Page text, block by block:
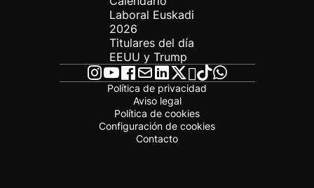
Laboral Euskadi
2026
Titulares del día
EEUU y Trump
Política de privacidad
Aviso legal
Política de cookies
Configuración de cookies
Contacto